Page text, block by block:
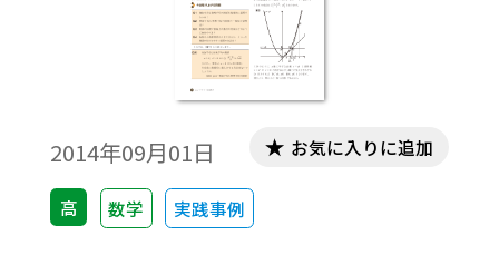
ードはこちら→https://ten.tokyo-
shoseki.co.jp/login/newenter.php?
wurl=/detail/40776/
2014年09月01日
高 数学 実践事例
お気に入りに追加